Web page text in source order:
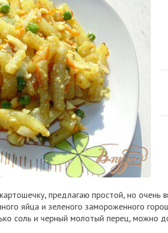
предлагаю простой, но очень
яйца и зеленого замороженного
соль и черный молотый перец, можно